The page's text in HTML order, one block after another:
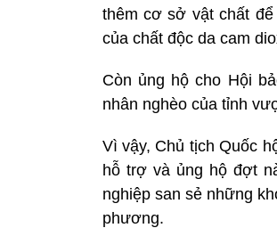
thêm cơ sở vật chất
của chất độc da cam
Còn ủng hộ cho Hội
nhân nghèo của tỉnh
Vì vậy, Chủ tịch Quốc
hỗ trợ và ủng hộ đợt
nghiệp san sẻ những
phương.